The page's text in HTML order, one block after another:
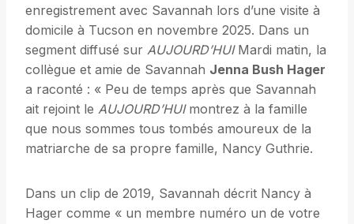
enregistrement avec Savannah lors d’une visite à
domicile à Tucson en novembre 2025. Dans un
segment diffusé sur AUJOURD’HUIMardi matin, la
collègue et amie de Savannah Jenna Bush Hager
a raconté : « Peu de temps après que Savannah
ait rejoint le AUJOURD’HUImontrez à la famille
que nous sommes tous tombés amoureux de la
matriarche de sa propre famille, Nancy Guthrie.
Dans un clip de 2019, Savannah décrit Nancy à
Hager comme « un membre numéro un de votre